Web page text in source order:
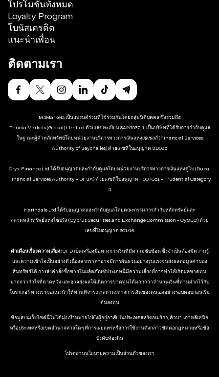
โปรโมชั่นทั้งหมด
Loyalty Program
โบนัสเครดิต
แนะนำเพื่อน
ติดตามเรา
M4Markets เป็นแบรนด์ร่วมที่ใช้ร่วมกันโดยกลุ่มนิติบุคคล ซึ่งรวมถึง:
Trinota Markets (Global) Limited ด้วยเลขทะเบียน 8425037-1, เป็นบริษัทที่ได้รับการกำกับดูแล
ในฐานะผู้ค้าหลักทรัพย์โดยหน่วยงานบริการทางการเงินแห่งเซเชลส์ (Financial Services
Authority of Seychelles) ด้วยเลขที่ใบอนุญาต SD035
Oryx Finance Ltd ได้รับอนุญาตและกำกับดูแลโดยหน่วยงานบริการทางการเงินแห่งดูไบ (Dubai
Financial Services Authority - DFSA) ด้วยเลขที่ใบอนุญาต F007051 - Prudential Category
4
Harindale Ltd ได้รับอนุญาตและกำกับดูแลโดยคณะกรรมการกำกับหลักทรัพย์และ
ตลาดหลักทรัพย์แห่งไซปรัส (Cyprus Securities and Exchange Commission - CySEC) ด้วย
เลขที่ใบอนุญาต 301/16
คำเตือนเรื่องความเสี่ยง:CFD เป็นเครื่องมือทางการเงินที่มีความซับซ้อน ซึ่งจำเป็นต้องมีความรู้
และความเข้าใจเป็นอย่างดี เนื่องจากราคาอาจมีการผันผวนอย่างรุนแรงจนส่งผลต่อมูลค่าของ
สินทรัพย์ได้ การส่งคำสั่งซื้อขายในผลิตภัณฑ์ประเภทนี้มีความเสี่ยงที่อาจทำให้เกิดผลขาดทุน
มากกว่ากำไรที่คาดหวัง และอาจส่งผลให้เกิดการขาดทุนได้มากกว่าจำนวนเงินที่ท่านฝากไว้กับ
โบรกเกอร์ ทางเราขอแนะนำให้ท่านพิจารณาสถานะทางการเงินของตนเองอย่างรอบคอบก่อนเริ่ม
ต้นลงทุน
ข้อมูลบนเว็บไซต์นี้ไม่ได้มุ่งเป้าหมายไปยังผู้อยู่อาศัยในประเทศสหรัฐอเมริกา, คิวบา, เกาหลีเหนือ
หรือประเทศหรือเขตอำนาจศาลใดๆ ที่การเผยแพร่หรือการใช้งานดังกล่าวขัดต่อกฎหมายหรือข้อ
บังคับท้องถิ่น
โปรดอ่านนโยบายความเป็นส่วนตัวของเรา